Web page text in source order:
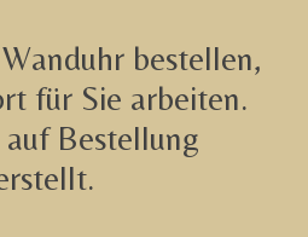
bestellen,
für Sie arbeiten.
auf Bestellung